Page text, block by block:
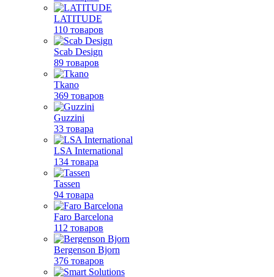
LATITUDE
110 товаров
Scab Design
89 товаров
Tkano
369 товаров
Guzzini
33 товара
LSA International
134 товара
Tassen
94 товара
Faro Barcelona
112 товаров
Bergenson Bjorn
376 товаров